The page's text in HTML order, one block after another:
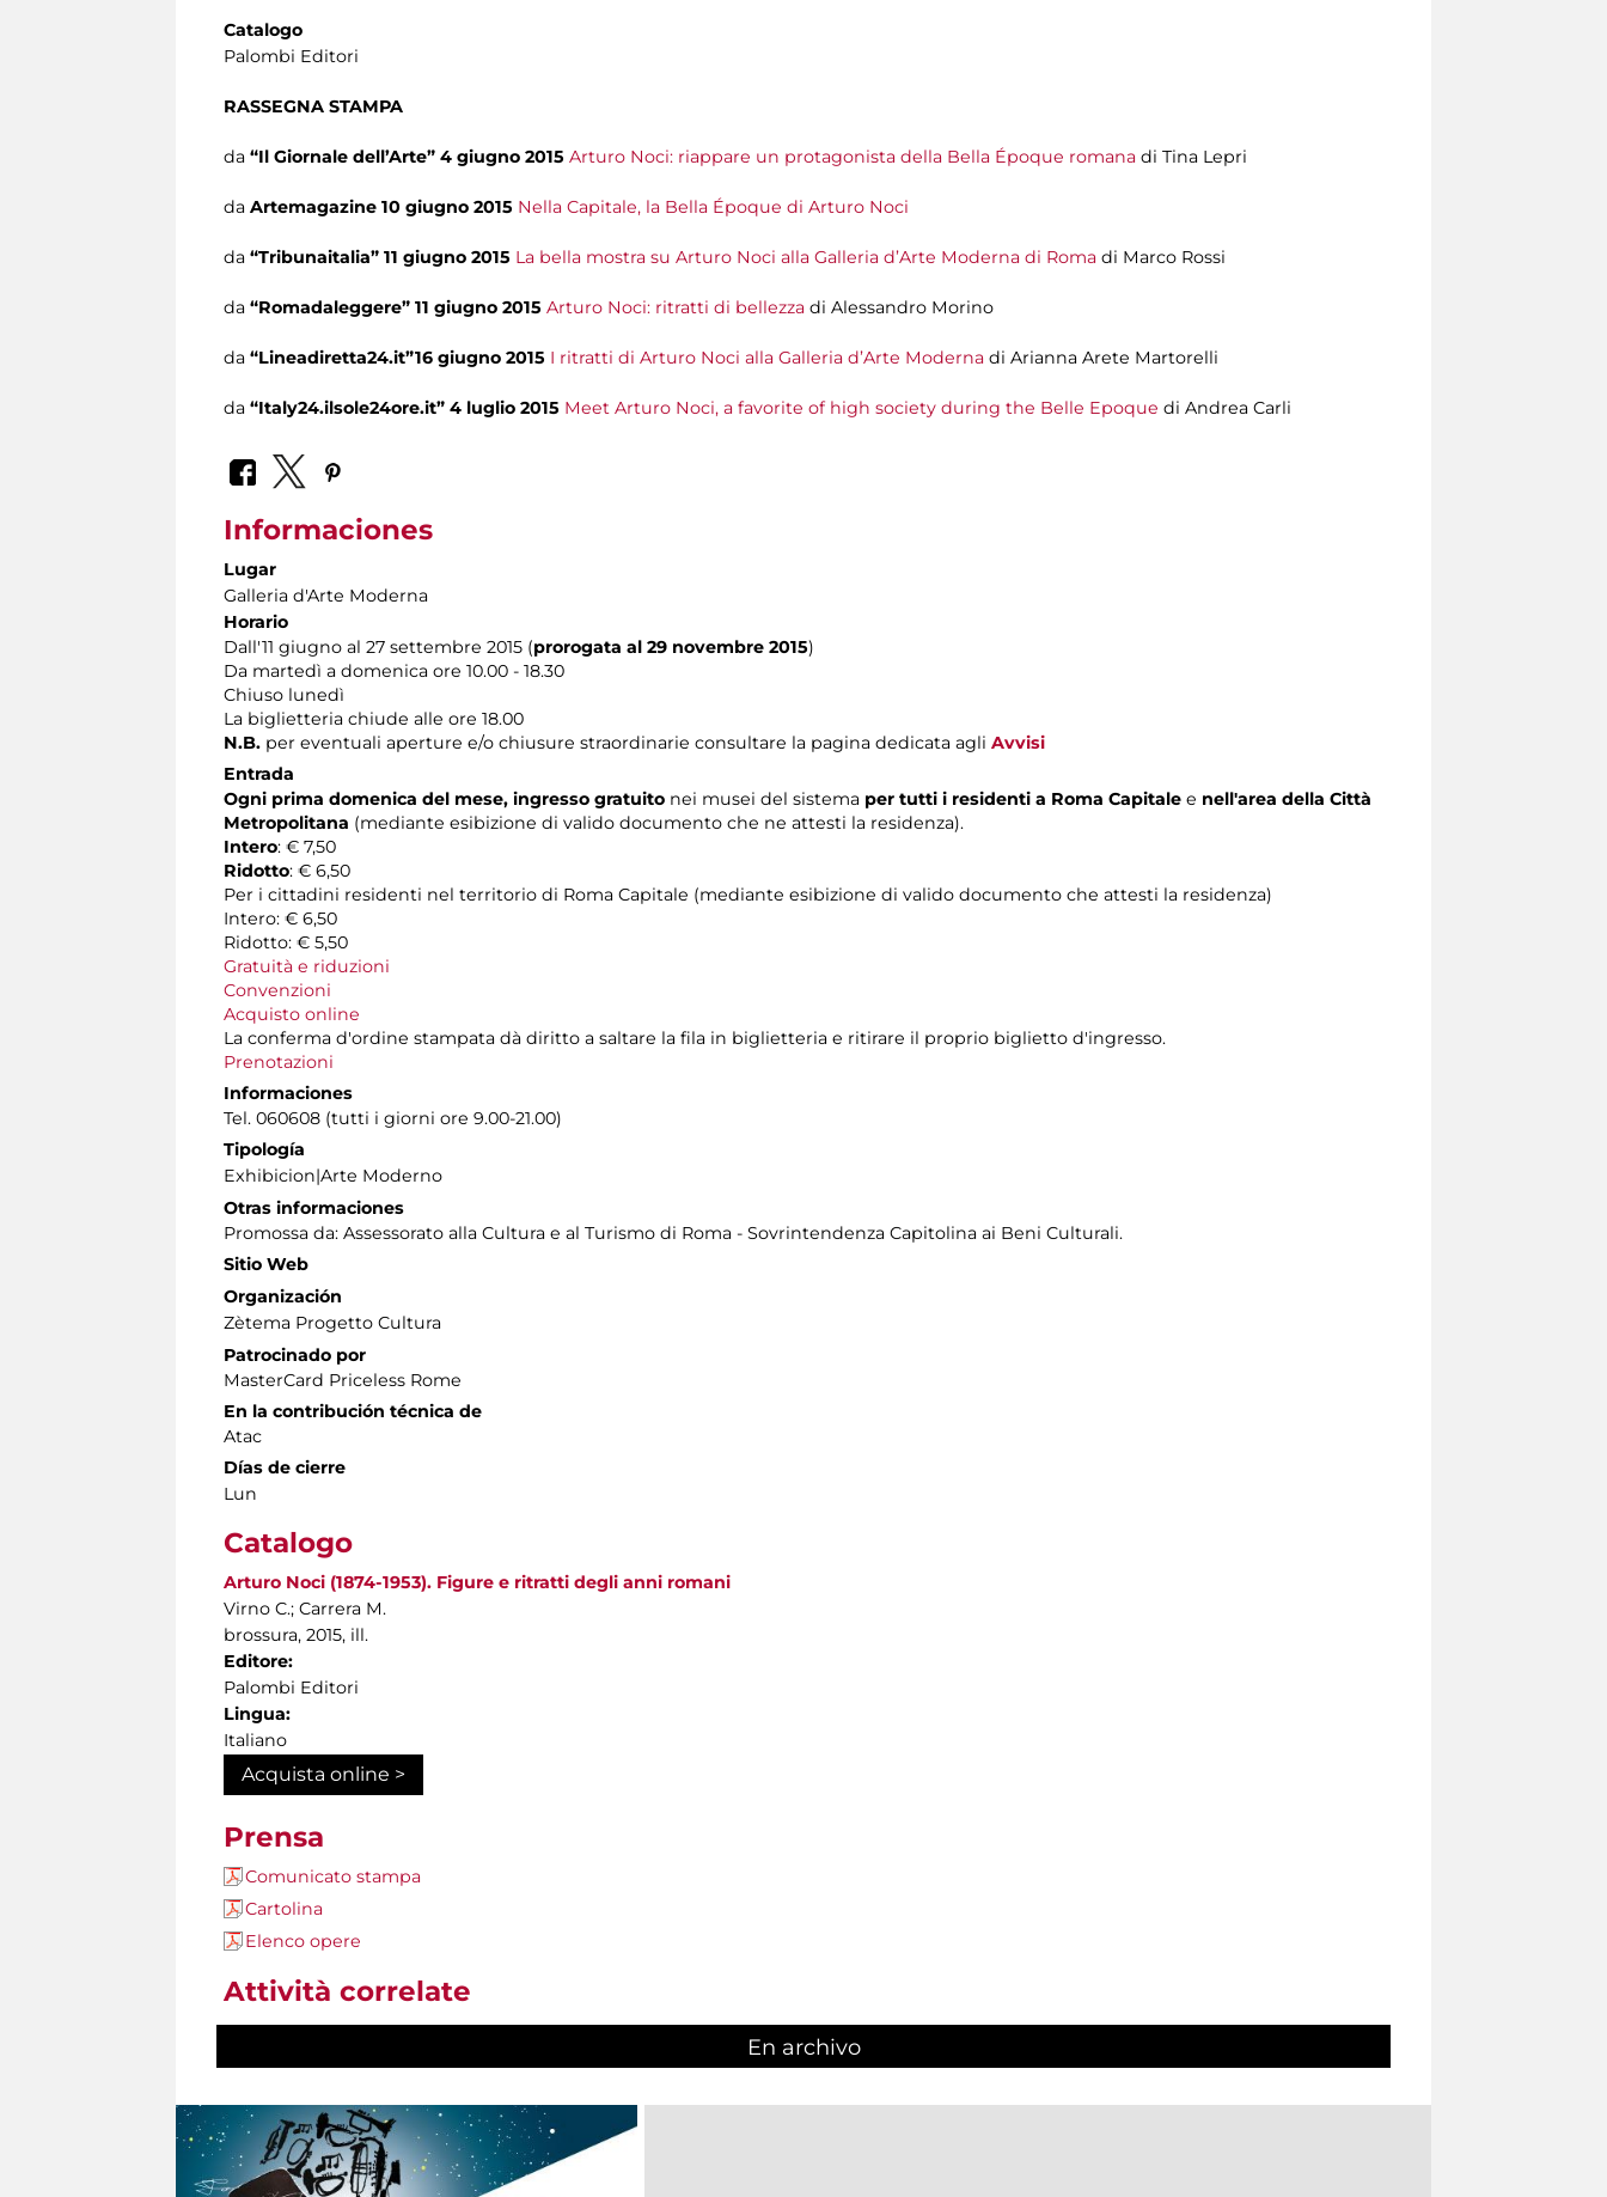
Catalogo
Palombi Editori
RASSEGNA STAMPA
da “Il Giornale dell’Arte” 4 giugno 2015 Arturo Noci: riappare un protagonista della Bella Époque romana di Tina Lepri
da Artemagazine 10 giugno 2015 Nella Capitale, la Bella Époque di Arturo Noci
da “Tribunaitalia” 11 giugno 2015 La bella mostra su Arturo Noci alla Galleria d’Arte Moderna di Roma di Marco Rossi
da “Romadaleggere” 11 giugno 2015 Arturo Noci: ritratti di bellezza di Alessandro Morino
da “Lineadiretta24.it”16 giugno 2015 I ritratti di Arturo Noci alla Galleria d’Arte Moderna di Arianna Arete Martorelli
da “Italy24.ilsole24ore.it” 4 luglio 2015 Meet Arturo Noci, a favorite of high society during the Belle Epoque di Andrea Carli
Informaciones
Lugar
Galleria d'Arte Moderna
Horario
Dall'11 giugno al 27 settembre 2015 (prorogata al 29 novembre 2015)
Da martedì a domenica ore 10.00 - 18.30
Chiuso lunedì
La biglietteria chiude alle ore 18.00
N.B. per eventuali aperture e/o chiusure straordinarie consultare la pagina dedicata agli Avvisi
Entrada
Ogni prima domenica del mese, ingresso gratuito nei musei del sistema per tutti i residenti a Roma Capitale e nell'area della Città
Metropolitana (mediante esibizione di valido documento che ne attesti la residenza).
Intero: € 7,50
Ridotto: € 6,50
Per i cittadini residenti nel territorio di Roma Capitale (mediante esibizione di valido documento che attesti la residenza)
Intero: € 6,50
Ridotto: € 5,50
Gratuità e riduzioni
Convenzioni
Acquisto online
La conferma d'ordine stampata dà diritto a saltare la fila in biglietteria e ritirare il proprio biglietto d'ingresso.
Prenotazioni
Informaciones
Tel. 060608 (tutti i giorni ore 9.00-21.00)
Tipología
Exhibicion|Arte Moderno
Otras informaciones
Promossa da: Assessorato alla Cultura e al Turismo di Roma - Sovrintendenza Capitolina ai Beni Culturali.
Sitio Web
Organización
Zètema Progetto Cultura
Patrocinado por
MasterCard Priceless Rome
En la contribución técnica de
Atac
Días de cierre
Lun
Catalogo
Arturo Noci (1874-1953). Figure e ritratti degli anni romani
Virno C.; Carrera M.
brossura, 2015, ill.
Editore:
Palombi Editori
Lingua:
Italiano
Acquista online >
Prensa
Comunicato stampa
Cartolina
Elenco opere
Attività correlate
En archivo